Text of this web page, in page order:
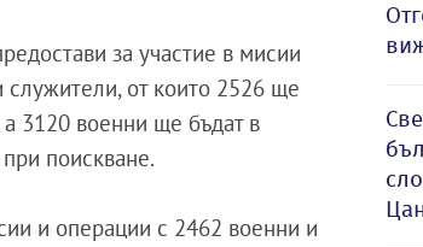
за участие в мисии
от които 2526 ще
а 3120 военни ще бъдат в
поискване.
и операции с 2462 военни и